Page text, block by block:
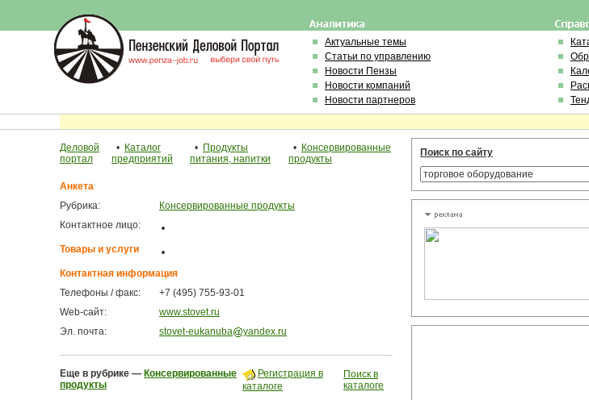
Актуальные темы
Статьи по управлению
Новости Пензы
Новости компаний
Новости партнеров
Деловой
портал
• Каталог
предприятий
• Продукты
питания, напитки
• Консервированные
продукты
Анкета
Рубрика:
Консервированные продукты
Контактное лицо:
Товары и услуги
Контактная информация
Телефоны / факс:
+7 (495) 755-93-01
Web-сайт:
www.stovet.ru
Эл. почта:
stovet-eukanuba yandex.ru
Еще в рубрике — Консервированные
продукты
Регистрация в
каталоге
Поиск в
каталоге
Поиск по сайту